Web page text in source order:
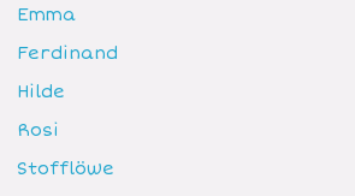
Emma
Ferdinand
Hilde
Rosi
Stofflöwe